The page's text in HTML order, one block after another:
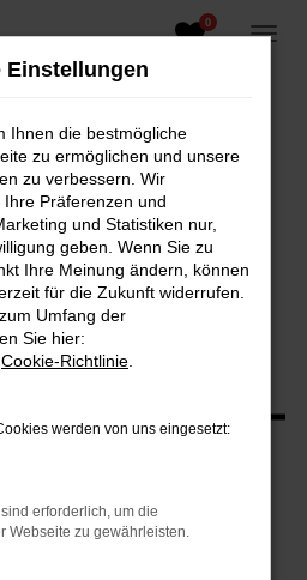
0
–
FÜR
GENAU IN
Einstellungen
Ihnen die bestmögliche
zu ermöglichen und unsere
zu verbessern. Wir
Präferenzen und
und Statistiken nur,
geben. Wenn Sie zu
Ihre Meinung ändern, können
für die Zukunft widerrufen.
Umfang der
Sie hier:
Cookie-Richtlinie
werden von uns eingesetzt:
erforderlich, um die
Webseite zu gewährleisten.